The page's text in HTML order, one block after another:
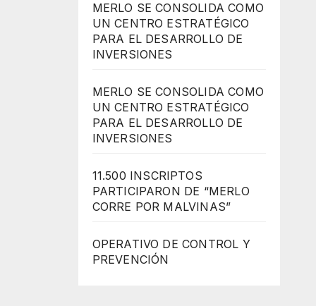
MERLO SE CONSOLIDA COMO
UN CENTRO ESTRATÉGICO
PARA EL DESARROLLO DE
INVERSIONES
MERLO SE CONSOLIDA COMO
UN CENTRO ESTRATÉGICO
PARA EL DESARROLLO DE
INVERSIONES
11.500 INSCRIPTOS
PARTICIPARON DE “MERLO
CORRE POR MALVINAS”
OPERATIVO DE CONTROL Y
PREVENCIÓN